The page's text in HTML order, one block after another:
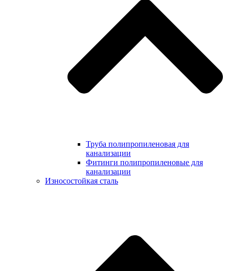
Труба полипропиленовая для
канализации
Фитинги полипропиленовые для
канализации
Износостойкая сталь